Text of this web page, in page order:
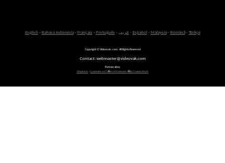
English - Bahasa Indonesia- Français - Português - عربى- Español - Malaysia- Română- Türkçe
Copyright © Videovak.com. All Rights Reserved
Contact: webmaster@videovak.com
Partner sites:
Waptrick-Gazeteler ve G�ncel Haberler i�in Gazete Keyfi